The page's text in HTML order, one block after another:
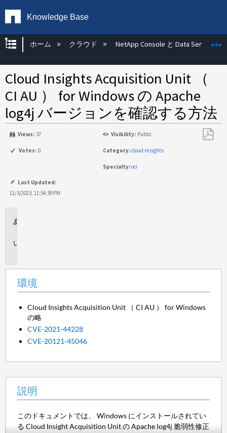
Knowledge Base
グローバル階層を展開/折りたたむ
ホーム クラウド NetApp Console と Data Services
Cloud Insights Acquisition Unit （
CI AU ） for Windows の Apache
log4j バージョンを確認する方法
Views: 37 Visibility: Public
Votes: 0 Category:cloud-insights
Specialty:oci
Last Updated:
11/3/2023, 11:54:39 PM
環境
Cloud Insights Acquisition Unit （ CI AU ） for Windows
の略
CVE-2021-44228
CVE-20121-45046
説明
このドキュメントでは、 Windows にインストールされてい
る Cloud Insight Acquisition Unit の Apache log4j 脆弱性修正